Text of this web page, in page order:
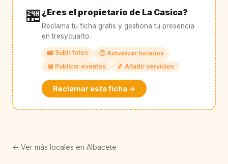
🏪 ¿Eres el propietario de La Casica?
Reclama tu ficha gratis y gestiona tu presencia
en tresycuarto.
📸 Subir fotos
🕐 Actualizar horarios
📅 Publicar eventos
🎵 Añadir servicios
Reclamar esta ficha →
← Ver más locales en Albacete